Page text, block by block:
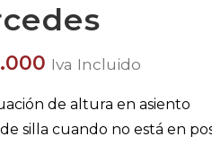
Iva Incluido
de altura en asiento
silla cuando no está en